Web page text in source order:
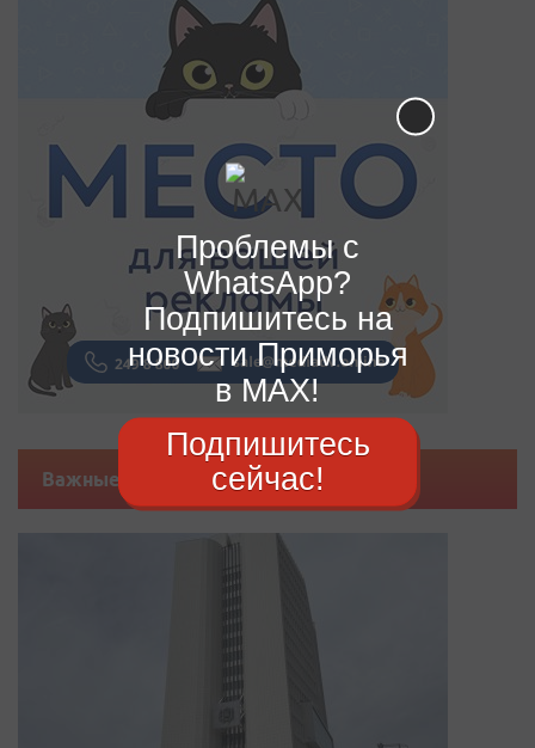
Важные новости
Проблемы с
WhatsApp?
Подпишитесь на
новости Приморья
в MAX!
Подпишитесь
сейчас!